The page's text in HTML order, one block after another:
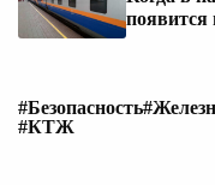
появится
#Безопасность
#КТЖ